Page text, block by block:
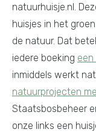
natuurhuisje.nl.
huisjes in het
de natuur. Dat
iedere boeking een
inmiddels werkt
natuurprojecten
Staatsbosbeheer
onze links een